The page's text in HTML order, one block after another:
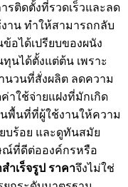
รติดตั้งที่รวดเร็วและลด
าน ทำให้สามารถกลับ
อได้เปรียบของผนัง
นได้ตั้งแต่ต้น เพราะ
วนที่สั่งผลิต ลดความ
าใช้จ่ายแฝงที่มักเกิด
พื้นที่ที่ผู้ใช้งานให้ความ
บร้อย และดูทันสมัย
ณ์ที่ดีต่อองค์กรหรือ
ำเร็จรูป ราคาจึงไม่ใช่